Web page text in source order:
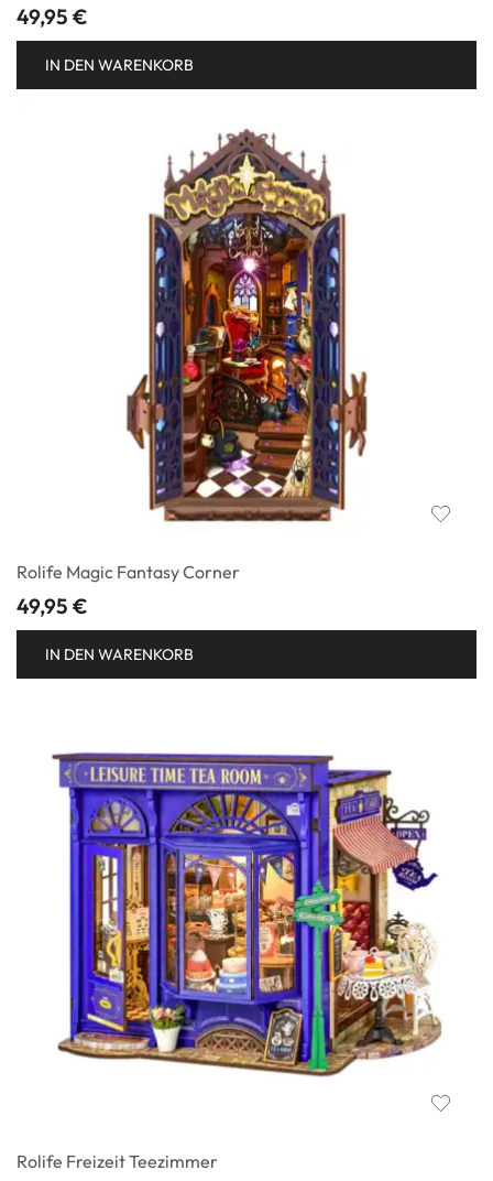
49,95 €
IN DEN WARENKORB
Rolife Magic Fantasy Corner
49,95 €
IN DEN WARENKORB
Rolife Freizeit Teezimmer